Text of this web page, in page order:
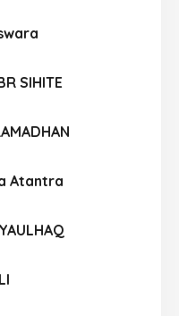
SIHITE
Atantra